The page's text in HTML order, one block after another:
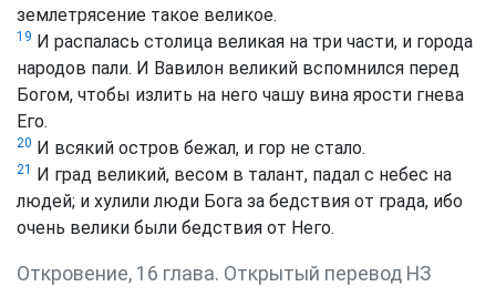
землетрясение такое великое.
19 И распалась столица великая на три части, и города
народов пали. И Вавилон великий вспомнился перед
Богом, чтобы излить на него чашу вина ярости гнева
Его.
20 И всякий остров бежал, и гор не стало.
21 И град великий, весом в талант, падал с небес на
людей; и хулили люди Бога за бедствия от града, ибо
очень велики были бедствия от Него.
Откровение, 16 глава. Открытый перевод НЗ